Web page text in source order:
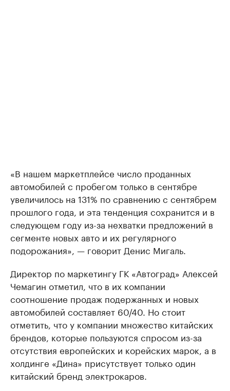
«В нашем маркетплейсе число проданных
автомобилей с пробегом только в сентябре
увеличилось на 131% по сравнению с сентябрем
прошлого года, и эта тенденция сохранится и в
следующем году из-за нехватки предложений в
сегменте новых авто и их регулярного
подорожания», — говорит Денис Мигаль.
Директор по маркетингу ГК «Автоград» Алексей
Чемагин отметил, что в их компании
соотношение продаж подержанных и новых
автомобилей составляет 60/40. Но стоит
отметить, что у компании множество китайских
брендов, которые пользуются спросом из-за
отсутствия европейских и корейских марок, а в
холдинге «Дина» присутствует только один
китайский бренд электрокаров.